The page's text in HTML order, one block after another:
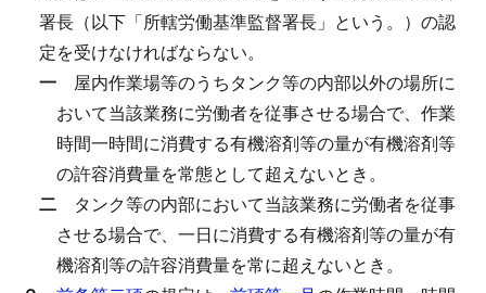
署長（以下「所轄労働基準監督署長」という。）の認
定を受けなければならない。
一
屋内作業場等のうちタンク等の内部以外の場所に
おいて当該業務に労働者を従事させる場合で、作業
時間一時間に消費する有機溶剤等の量が有機溶剤等
の許容消費量を常態として超えないとき。
二
タンク等の内部において当該業務に労働者を従事
させる場合で、一日に消費する有機溶剤等の量が有
機溶剤等の許容消費量を常に超えないとき。